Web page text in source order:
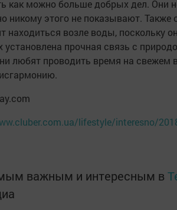
как можно больше добрых дел. Они
никому этого не показывают. Также
находиться возле воды, поскольку
установлена прочная связь с
любят проводить время на свежем
lifestyle/interesno/
важным и интересным в